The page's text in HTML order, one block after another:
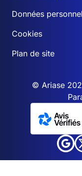
Données
Cookies
Plan de site
© Ariase